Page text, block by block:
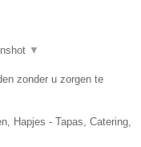
▼
zonder u zorgen te
Hapjes - Tapas, Catering,